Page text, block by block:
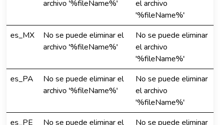
archivo '%fileName%'
el archivo
'%fileName%'
es_MX
No se puede eliminar el
archivo '%fileName%'
No se puede eliminar
el archivo
'%fileName%'
es_PA
No se puede eliminar el
archivo '%fileName%'
No se puede eliminar
el archivo
'%fileName%'
es_PE
No se puede eliminar el
No se puede eliminar